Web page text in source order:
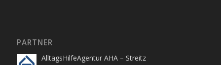
PARTNER
AlltagsHilfeAgentur AHA – Streitz